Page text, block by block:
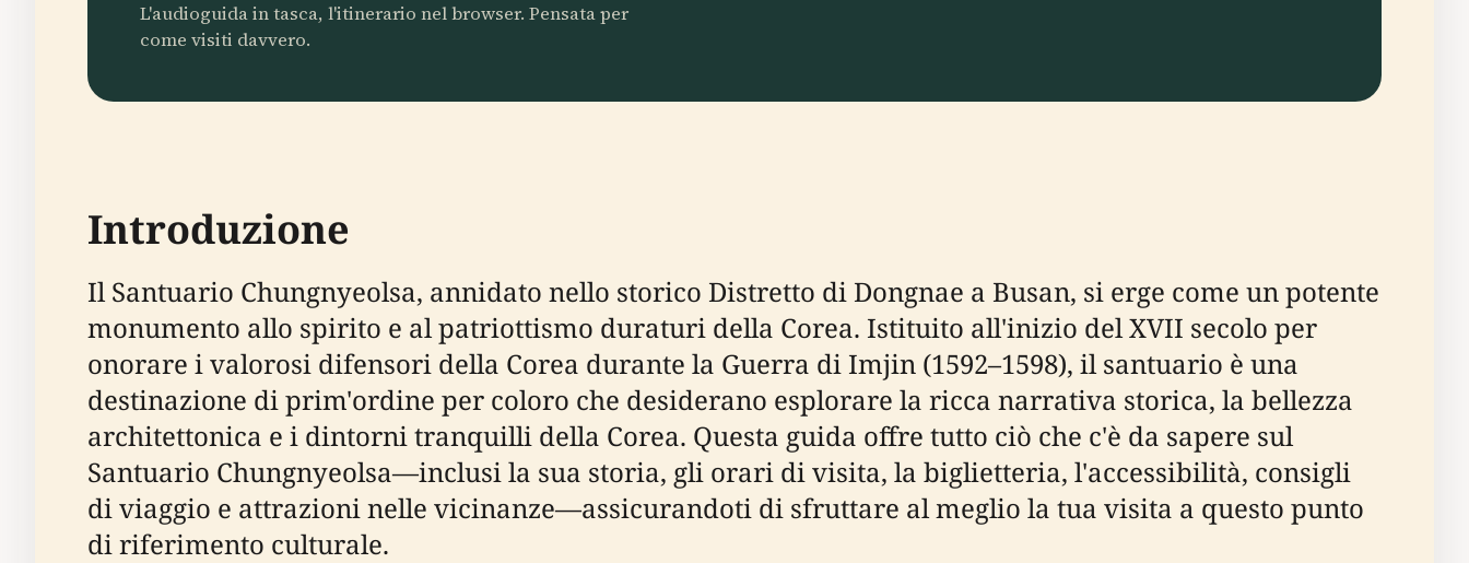
L'audioguida in tasca, l'itinerario nel browser. Pensata per
come visiti davvero.
Introduzione
Il Santuario Chungnyeolsa, annidato nello storico Distretto di Dongnae a Busan, si erge come un potente
monumento allo spirito e al patriottismo duraturi della Corea. Istituito all'inizio del XVII secolo per
onorare i valorosi difensori della Corea durante la Guerra di Imjin (1592–1598), il santuario è una
destinazione di prim'ordine per coloro che desiderano esplorare la ricca narrativa storica, la bellezza
architettonica e i dintorni tranquilli della Corea. Questa guida offre tutto ciò che c'è da sapere sul
Santuario Chungnyeolsa—inclusi la sua storia, gli orari di visita, la biglietteria, l'accessibilità, consigli
di viaggio e attrazioni nelle vicinanze—assicurandoti di sfruttare al meglio la tua visita a questo punto
di riferimento culturale.